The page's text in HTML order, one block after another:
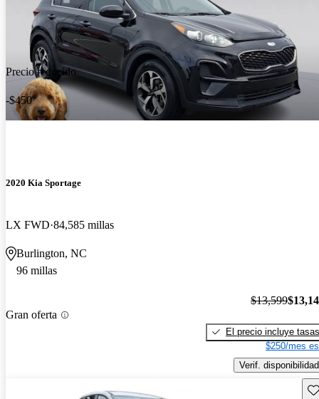
Precio reducido
-$450
2020 Kia Sportage
LX FWD 84,585 millas
Burlington, NC
96 millas
Gran oferta
$13,599
El precio incluye tasas
$250/mes
Verif. disponibilidad